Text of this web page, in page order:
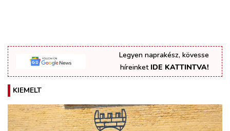
Legyen naprakész, kövesse
híreinket IDE KATTINTVA!
KIEMELT